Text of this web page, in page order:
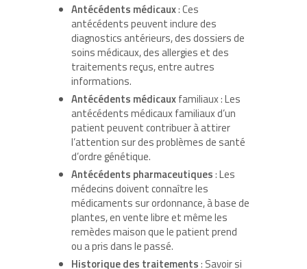
Antécédents médicaux: Ces
antécédents peuvent inclure des
diagnostics antérieurs, des dossiers de
soins médicaux, des allergies et des
traitements reçus, entre autres
informations.
Antécédents médicauxfamiliaux : Les
antécédents médicaux familiaux d’un
patient peuvent contribuer à attirer
l’attention sur des problèmes de santé
d’ordre génétique.
Antécédents pharmaceutiques: Les
médecins doivent connaître les
médicaments sur ordonnance, à base de
plantes, en vente libre et même les
remèdes maison que le patient prend
ou a pris dans le passé.
Historique des traitements: Savoir si